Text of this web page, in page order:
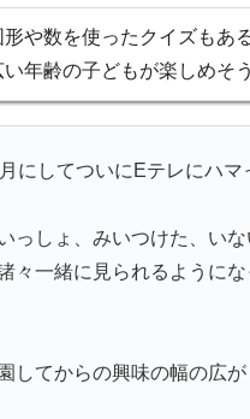
形や数を使ったクイズもあ
い年齢の子どもが楽しめそ
にしてついにEテレにハマ
っしょ、みいつけた、いな
々一緒に見られるように
してからの興味の幅の広が